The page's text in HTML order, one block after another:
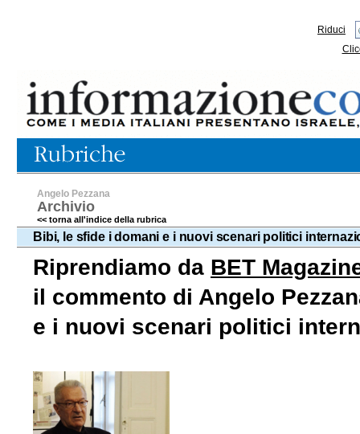
Riduci
Angelo Pezzana
Archivio
<< torna all'indice della rubrica
Bibi, le sfide i domani e i nuovi scenari politici
Riprendiamo da BET
il commento di Angelo
e i nuovi scenari politici